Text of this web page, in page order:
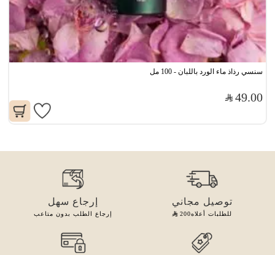
سنسي رذاذ ماء الورد باللبان - 100 مل
49.00
توصيل مجاني
للطلبات أعلاه200
إرجاع سهل
إرجاع الطلب بدون متاعب